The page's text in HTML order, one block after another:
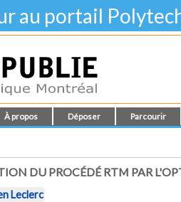
au portail
À propos Déposer Parcourir
DU PROCÉDÉ RTM PAR
Leclerc